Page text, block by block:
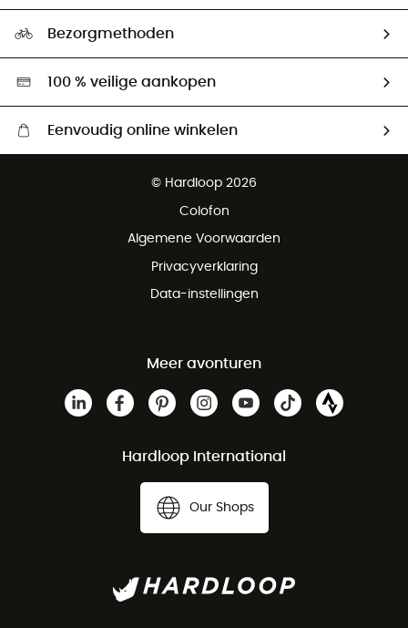
Ambassadeurs
Hardgreen
Bezorgmethoden
100 % veilige aankopen
Eenvoudig online winkelen
Gratis retourneren binnen 100 dagen
© Hardloop 2026
Colofon
Algemene Voorwaarden
Privacyverklaring
Data-instellingen
Meer avonturen
Hardloop International
Our Shops